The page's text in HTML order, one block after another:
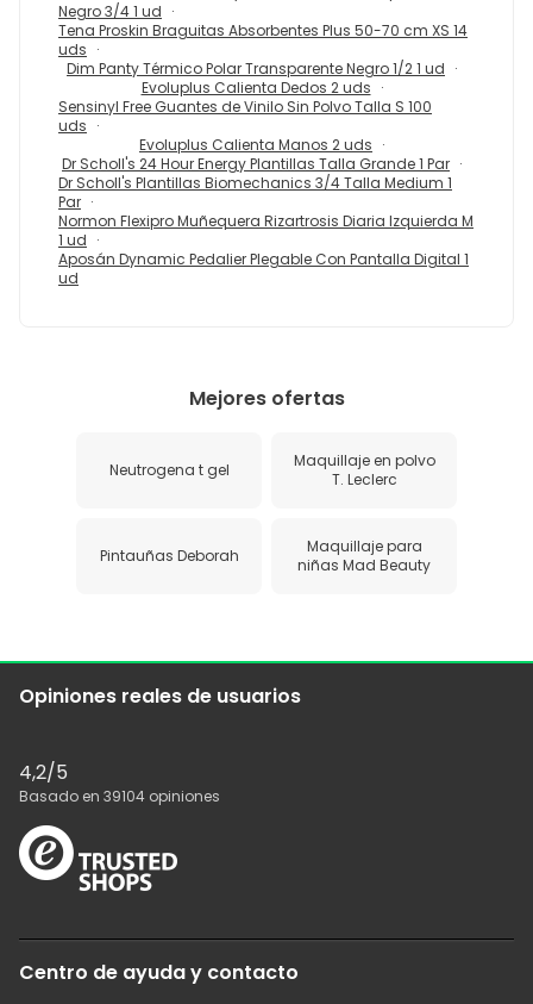
Negro 3/4 1 ud
Tena Proskin Braguitas Absorbentes Plus 50-70 cm XS 14
uds
Dim Panty Térmico Polar Transparente Negro 1/2 1 ud
Evoluplus Calienta Dedos 2 uds
Sensinyl Free Guantes de Vinilo Sin Polvo Talla S 100
uds
Evoluplus Calienta Manos 2 uds
Dr Scholl's 24 Hour Energy Plantillas Talla Grande 1 Par
Dr Scholl's Plantillas Biomechanics 3/4 Talla Medium 1
Par
Normon Flexipro Muñequera Rizartrosis Diaria Izquierda M
1 ud
Aposán Dynamic Pedalier Plegable Con Pantalla Digital 1
ud
Mejores ofertas
Neutrogena t gel
Maquillaje en polvo
T. Leclerc
Pintauñas Deborah
Maquillaje para
niñas Mad Beauty
Opiniones reales de usuarios
4,2/5
Basado en 39104 opiniones
Centro de ayuda y contacto